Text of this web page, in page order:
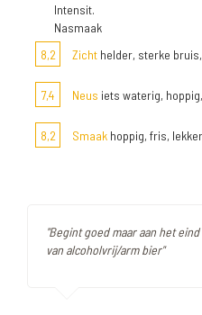
Intensit.
Nasmaak
8,2
Zicht helder, sterke
7,4 Neus iets waterig,
8,2 Smaak hoppig, fris,
"Begint goed maar aan het
van alcoholvrij/arm bier"